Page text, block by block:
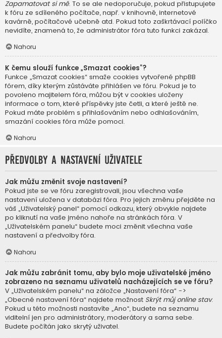
Zapamatovat si mě. To se ale nedoporučuje, pokud přistupujete
k fóru ze sdíleného počítače, např. v knihovně, internetové
kavárně, počítačové učebně atd. Pokud toto zaškrtávací políčko
nevidíte, znamená to, že administrátor fóra tuto funkci zakázal.
Nahoru
K čemu slouží funkce „Smazat cookies“?
Funkce „Smazat cookies“ smaže cookies vytvořené phpBB
fórem, díky kterým zůstáváte přihlášen ve fóru. Pokud je to
povoleno majitelem fóra, můžou být v cookies uloženy
informace o tom, které příspěvky jste četli, a které ještě ne.
Pokud máte problém s přihlašováním nebo odhlašováním,
smazání cookies fóra může pomoci.
Nahoru
Předvolby a nastavení uživatele
Jak můžu změnit svoje nastavení?
Pokud jste se ve fóru zaregistrovali, jsou všechna vaše
nastavení uložena v databázi fóra. Pro jejich změnu přejděte na
váš „Uživatelský panel“ pomocí odkazu, který obvykle najdete
po kliknutí na vaše jméno nahoře na stránkách fóra. V
„Uživatelském panelu“ budete moci změnit všechna vaše
nastavení a předvolby fóra.
Nahoru
Jak můžu zabránit tomu, aby bylo moje uživatelské jméno
zobrazeno na seznamu uživatelů nacházejících se ve fóru?
V „Uživatelském panelu“ na záložce „Nastavení fóra“ ->
„Obecné nastavení fóra“ najdete možnost Skrýt můj online stav.
Pokud u této možnosti nastavíte „Ano“, budete na seznamu
viditelní jen pro administrátory, moderátory a sama sebe.
Budete počítán jako skrytý uživatel.